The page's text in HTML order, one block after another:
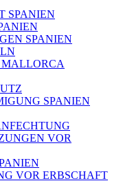
SPANIEN
SPANIEN
MALLORCA
SPANIEN
VOR
VOR ERBSCHAFT